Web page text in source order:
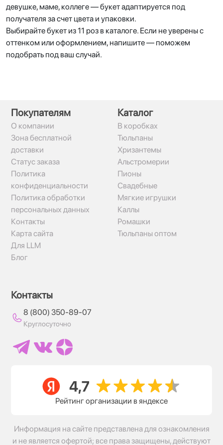
девушке, маме, коллеге — букет адаптируется под
получателя за счет цвета и упаковки.
Выбирайте букет из 11 роз в каталоге. Если не уверены с
оттенком или оформлением, напишите — поможем
подобрать под ваш случай.
Покупателям
О компании
Зона бесплатной
доставки
Статус заказа
Политика
конфиденциальности
Политика обработки
персональных данных
Контакты
Карта сайта
Для LLM
Блог
Каталог
В коробках
Тюльпаны
Хризантемы
Альстромерии
Пионы
Свадебные
Мягкие игрушки
Каллы
Ромашки
Тюльпаны оптом
Контакты
8 (800) 350-89-07
Круглосуточно
Рейтинг организации в яндексе
Информация на сайте представлена для ознакомления
и не является офертой; все права защищены, действуют